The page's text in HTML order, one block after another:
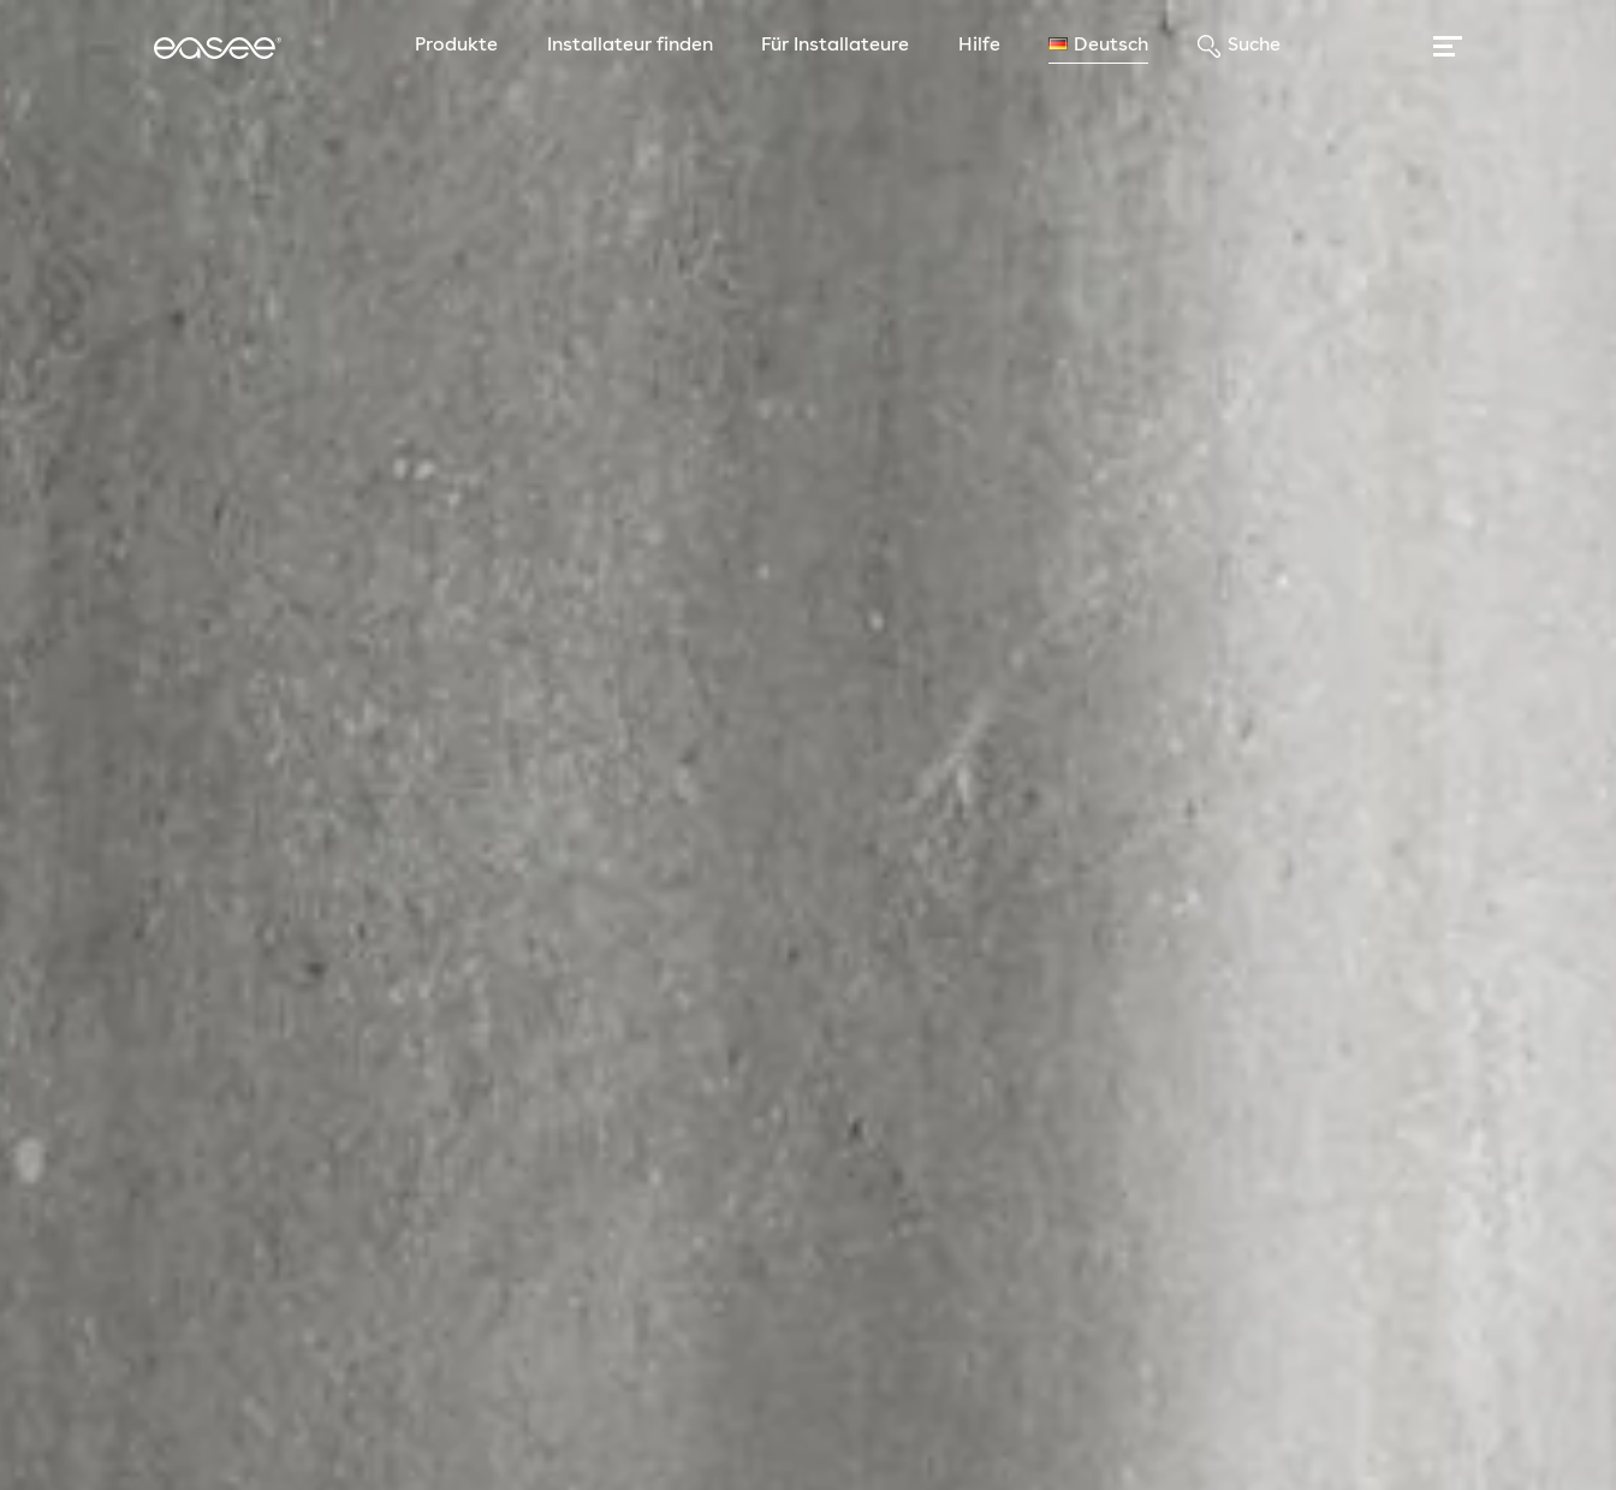
Produkte Installateur finden Für Installateure Hilfe Deutsch Suche